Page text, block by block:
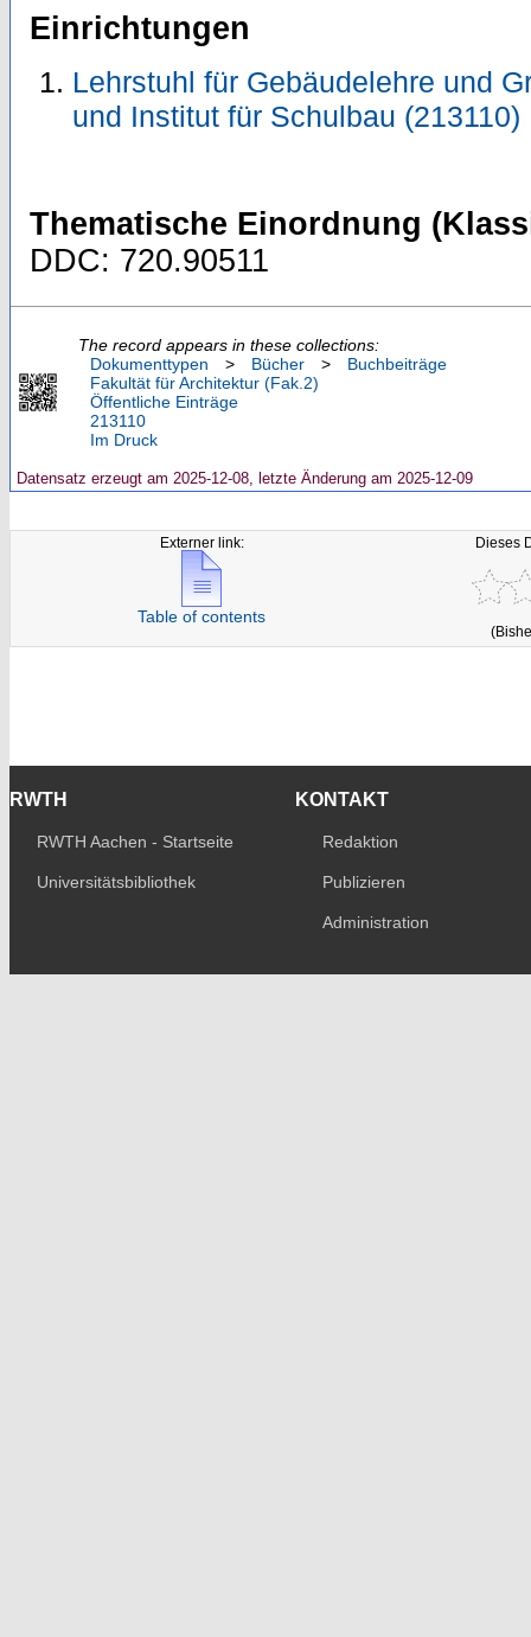
Einrichtungen
Lehrstuhl für Gebäudelehre und
und Institut für Schulbau (213110)
Thematische Einordnung
DDC: 720.90511
The record appears in these collections:
Dokumenttypen
> Bücher >
Buchbeiträge
Fakultät für Architektur (Fak.2)
Öffentliche Einträge
213110
Im Druck
Datensatz erzeugt am 2025-12-08, letzte Änderung am 2025-12-09
Externer link:
Table of contents
Dieses
RWTH
RWTH Aachen - Startseite
Universitätsbibliothek
KONTAKT
Redaktion
Publizieren
Administration